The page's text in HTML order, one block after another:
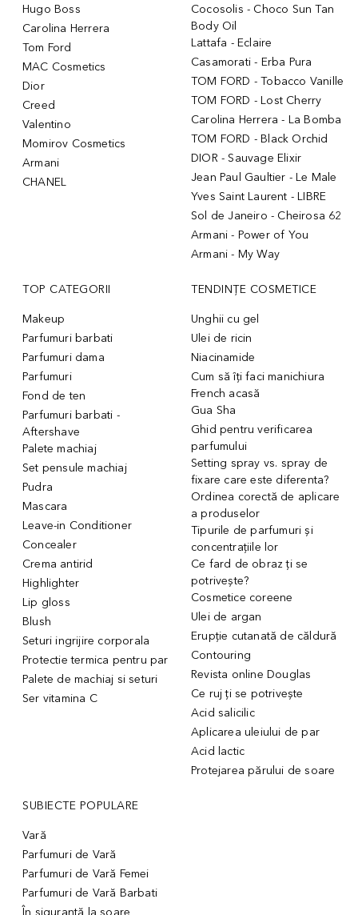
Hugo Boss
Carolina Herrera
Tom Ford
MAC Cosmetics
Dior
Creed
Valentino
Momirov Cosmetics
Armani
CHANEL
Cocosolis - Choco Sun Tan
Body Oil
Lattafa - Eclaire
Casamorati - Erba Pura
TOM FORD - Tobacco Vanille
TOM FORD - Lost Cherry
Carolina Herrera - La Bomba
TOM FORD - Black Orchid
DIOR - Sauvage Elixir
Jean Paul Gaultier - Le Male
Yves Saint Laurent - LIBRE
Sol de Janeiro - Cheirosa 62
Armani - Power of You
Armani - My Way
TOP CATEGORII
Makeup
Parfumuri barbati
Parfumuri dama
Parfumuri
Fond de ten
Parfumuri barbati -
Aftershave
Palete machiaj
Set pensule machiaj
Pudra
Mascara
Leave-in Conditioner
Concealer
Crema antirid
Highlighter
Lip gloss
Blush
Seturi ingrijire corporala
Protectie termica pentru par
Palete de machiaj si seturi
Ser vitamina C
TENDINȚE COSMETICE
Unghii cu gel
Ulei de ricin
Niacinamide
Cum să îți faci manichiura
French acasă
Gua Sha
Ghid pentru verificarea
parfumului
Setting spray vs. spray de
fixare care este diferenta?
Ordinea corectă de aplicare
a produselor
Tipurile de parfumuri și
concentrațiile lor
Ce fard de obraz ți se
potrivește?
Cosmetice coreene
Ulei de argan
Erupție cutanată de căldură
Contouring
Revista online Douglas
Ce ruj ți se potrivește
Acid salicilic
Aplicarea uleiului de par
Acid lactic
Protejarea părului de soare
SUBIECTE POPULARE
Vară
Parfumuri de Vară
Parfumuri de Vară Femei
Parfumuri de Vară Barbati
În siguranță la soare